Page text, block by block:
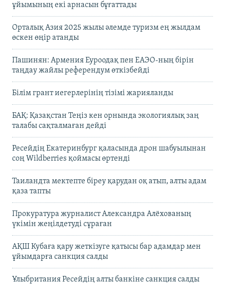
ұйымының екі арнасын бұғаттады
Орталық Азия 2025 жылы әлемде туризм ең жылдам
өскен өңір атанды
Пашинян: Армения Еуроодақ пен ЕАЭО-ның бірін
таңдау жайлы референдум өткізбейді
Білім грант иегерлерінің тізімі жарияланды
БАҚ: Қазақстан Теңіз кен орнында экологиялық заң
талабы сақталмаған дейді
Ресейдің Екатеринбург қаласында дрон шабуылынан
соң Wildberries қоймасы өртенді
Таиландта мектепте біреу қарудан оқ атып, алты адам
қаза тапты
Прокуратура журналист Александра Алёхованың
үкімін жеңілдетуді сұраған
АҚШ Кубаға қару жеткізуге қатысы бар адамдар мен
ұйымдарға санкция салды
Ұлыбритания Ресейдің алты банкіне санкция салды